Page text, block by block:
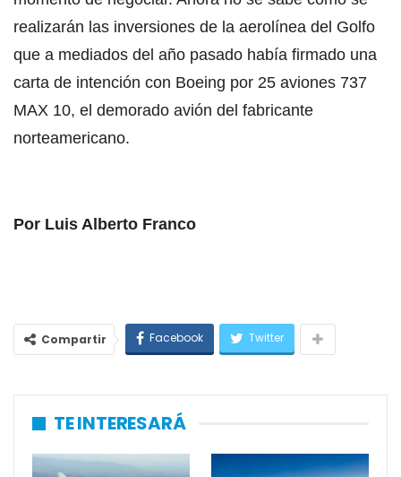
realizarán las inversiones de la aerolínea del Golfo
que a mediados del año pasado había firmado una
carta de intención con Boeing por 25 aviones 737
MAX 10, el demorado avión del fabricante
norteamericano.
Por Luis Alberto Franco
Compartir Facebook Twitter
TE INTERESARÁ